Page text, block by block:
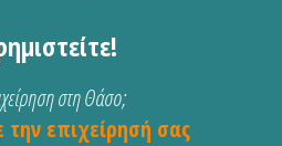
στη Θάσο;
επιχείρησή σας